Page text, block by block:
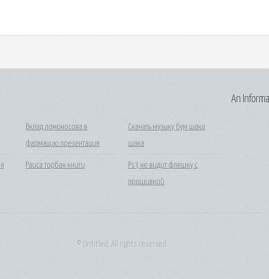
Вклад ломоносова в
фармацию презентация
Раиса торбан книги
Скачать музыку бум шака
шака
Ps3 не видит флешку с
прошивкой
An
© Untitled. All rights reserved.